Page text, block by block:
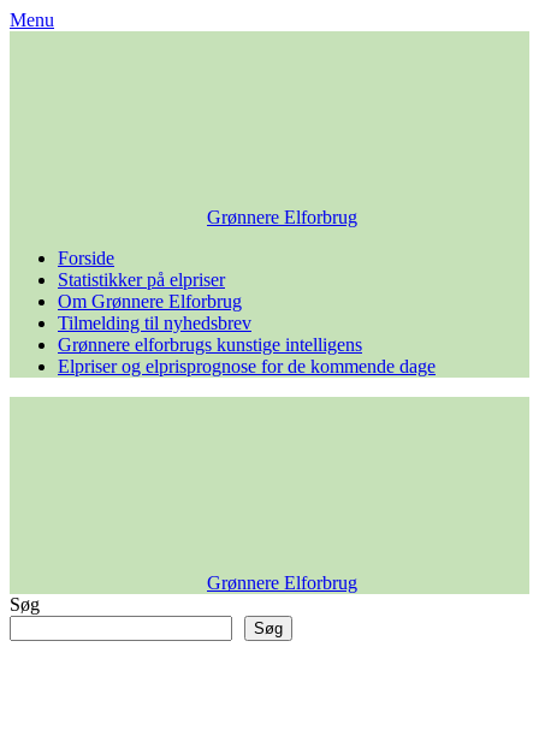
Skip
Menu
Grønnere Elforbrug
Forside
Statistikker på elpriser
Om Grønnere Elforbrug
Tilmelding til nyhedsbrev
Grønnere elforbrugs kunstige intelligens
Elpriser og elprisprognose for de kommende dage
Grønnere Elforbrug
Søg
Søg